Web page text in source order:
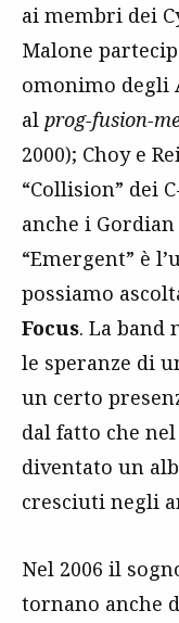
ai membri dei
Malone
omonimo degli
al prog-fusion-
2000); Choy e
“Collision” dei
anche i
“Emergent” è
possiamo
Focus. La band
le speranze di
un certo
dal fatto che
diventato un
cresciuti negli
Nel 2006 il
tornano anche